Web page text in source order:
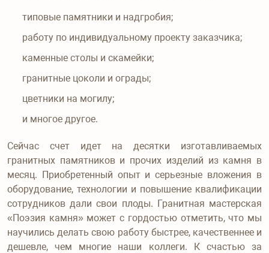
типовые памятники и надгробия;
работу по индивидуальному проекту заказчика;
каменные столы и скамейки;
гранитные цоколи и ограды;
цветники на могилу;
и многое другое.
Сейчас счет идет на десятки изготавливаемых
гранитных памятников и прочих изделий из камня в
месяц. Приобретенный опыт и серьезные вложения в
оборудование, технологии и повышение квалификации
сотрудников дали свои плоды. Гранитная мастерская
«Поэзия камня» может с гордостью отметить, что мы
научились делать свою работу быстрее, качественнее и
дешевле, чем многие наши коллеги. К счастью за